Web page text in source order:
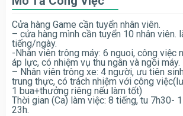
Cửa hàng Game cần tuyển nhân viên.
– cửa hàng mình cần tuyển 10 nhân viên.
tiếng/ngày.
-Nhân viên trông máy: 6 nguoi, công việc
áp lực, có nhiệm vụ thu ngân và ngồi máy.
– Nhân viên trông xe: 4 người, ưu tiên
trung thực, có trách nhiệm với công
1 bua+thưởng riêng nếu làm tốt)
Thời gian (Ca) làm việc: 8 tiếng, tu 7h30-
23h.